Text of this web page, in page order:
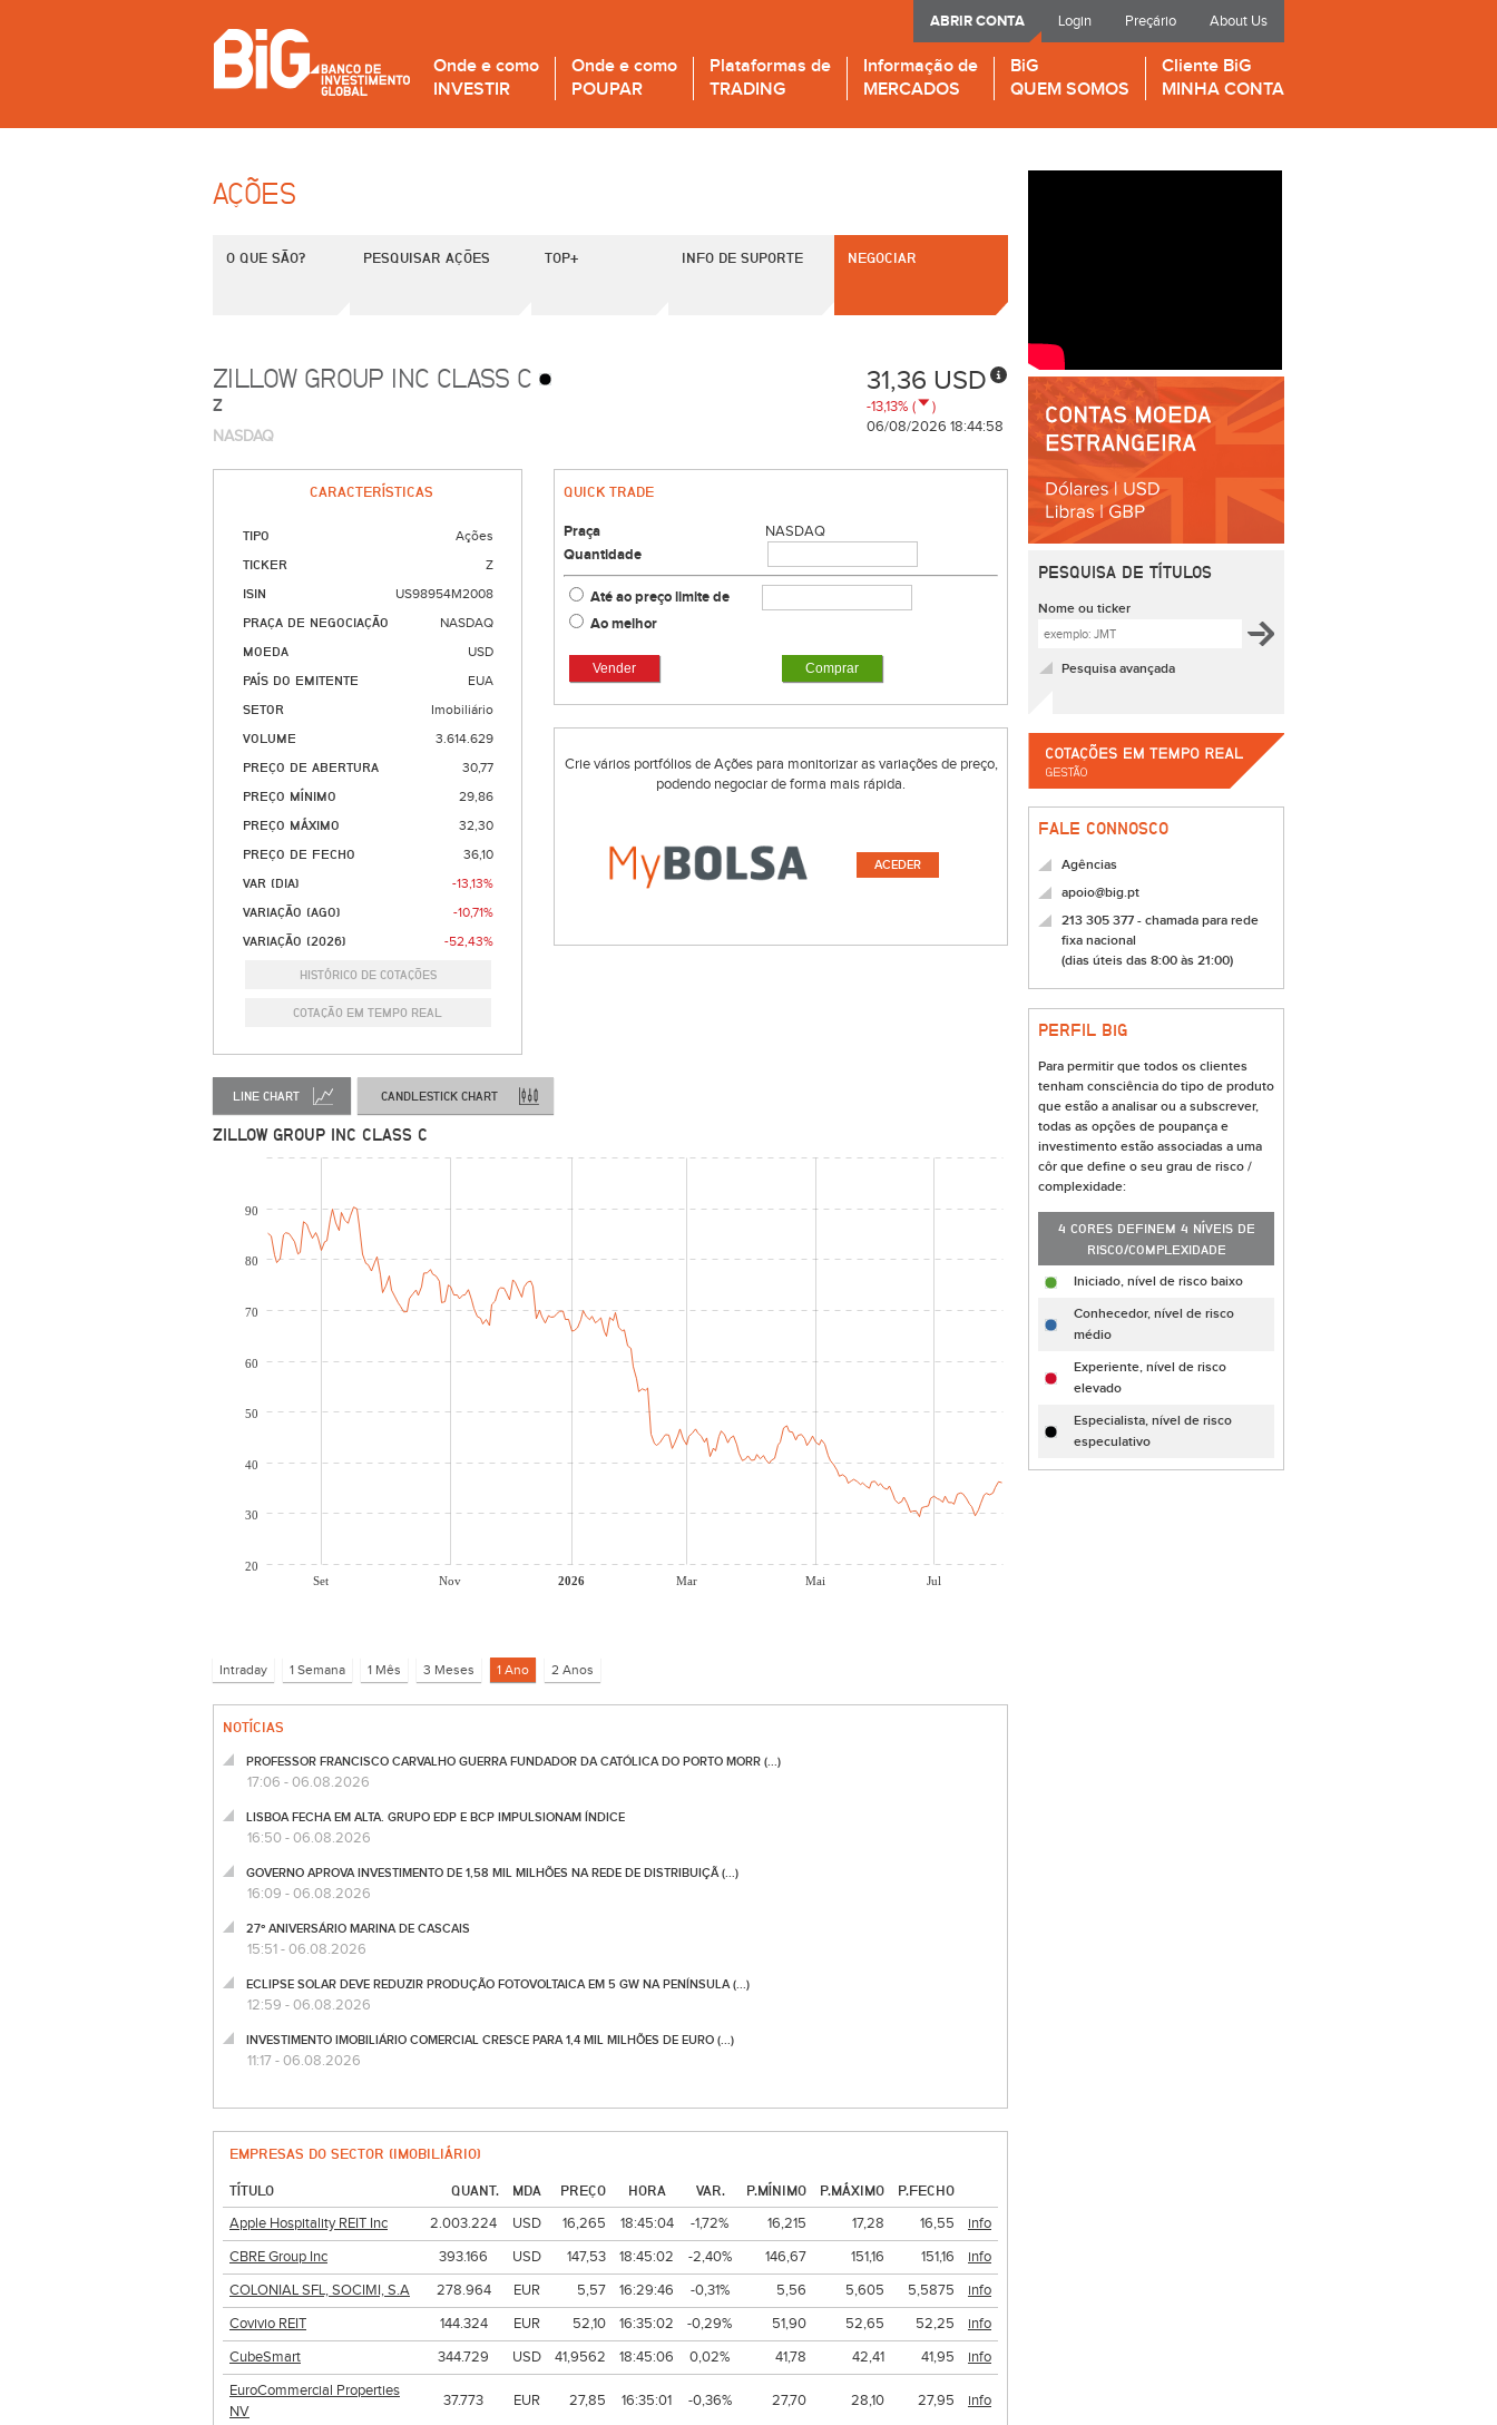
Login Preçário About Us
ABRIR CONTA
Onde e como
INVESTIR
Onde e como
POUPAR
Plataformas de
TRADING
Informação de
MERCADOS
BiG
QUEM SOMOS
Cliente BiG
MINHA CONTA
AÇÕES
O QUE SÃO? PESQUISAR AÇÕES TOP+ INFO DE SUPORTE NEGOCIAR
ZILLOW GROUP INC CLASS C
Z
NASDAQ
31,36 USD
-13,13% (
)
06/08/2026 18:44:58
CARACTERÍSTICAS
TIPO Ações
TICKER Z
ISIN US98954M2008
PRAÇA DE NEGOCIAÇÃO NASDAQ
MOEDA USD
PAÍS DO EMITENTE EUA
SETOR Imobiliário
VOLUME 3.614.629
PREÇO DE ABERTURA 30,77
PREÇO MÍNIMO 29,86
PREÇO MÁXIMO 32,30
PREÇO DE FECHO 36,10
VAR (DIA) -13,13%
VARIAÇÃO (AGO) -10,71%
VARIAÇÃO (2026) -52,43%
HISTÓRICO DE COTAÇÕES
COTAÇÃO EM TEMPO REAL
QUICK TRADE
Praça
NASDAQ
Quantidade
Até ao preço limite de
Ao melhor
Vender Comprar
Crie vários portfólios de Ações para monitorizar as variações de preço,
podendo negociar de forma mais rápida.
ACEDER
LINE CHART CANDLESTICK CHART
ZILLOW GROUP INC CLASS C
Set Nov 2026 Mar Mai Jul
20
30
40
50
60
70
80
90
NOTÍCIAS
PROFESSOR FRANCISCO CARVALHO GUERRA FUNDADOR DA CATÓLICA DO PORTO MORR (...)
17:06 - 06.08.2026
LISBOA FECHA EM ALTA. GRUPO EDP E BCP IMPULSIONAM ÍNDICE
16:50 - 06.08.2026
GOVERNO APROVA INVESTIMENTO DE 1,58 MIL MILHÕES NA REDE DE DISTRIBUIÇÃ (...)
16:09 - 06.08.2026
27º ANIVERSÁRIO MARINA DE CASCAIS
15:51 - 06.08.2026
ECLIPSE SOLAR DEVE REDUZIR PRODUÇÃO FOTOVOLTAICA EM 5 GW NA PENÍNSULA (...)
12:59 - 06.08.2026
INVESTIMENTO IMOBILIÁRIO COMERCIAL CRESCE PARA 1,4 MIL MILHÕES DE EURO (...)
11:17 - 06.08.2026
EMPRESAS DO SECTOR (IMOBILIÁRIO)
TÍTULO QUANT. MDA PREÇO HORA VAR. P.MÍNIMO P.MÁXIMO
P.FECHO
Apple Hospitality REIT Inc
2.003.224 USD 16,265 18:45:04 -1,72% 16,215 17,28 16,55
info
CBRE Group Inc
393.166 USD 147,53 18:45:02 -2,40% 146,67 151,16 151,16
info
COLONIAL SFL, SOCIMI, S.A
278.964 EUR 5,57 16:29:46 -0,31% 5,56 5,605 5,5875
info
Covivio REIT
144.324 EUR 52,10 16:35:02 -0,29% 51,90 52,65 52,25
info
CubeSmart
344.729 USD 41,9562 18:45:06 0,02% 41,78 42,41 41,95
info
EuroCommercial Properties
NV
37.773 EUR 27,85 16:35:01 -0,36% 27,70 28,10 27,95 info
PESQUISA DE TÍTULOS
Nome ou ticker
Pesquisa avançada
FALE CONNOSCO
Agências
apoio@big.pt
213 305 377 - chamada para rede
fixa nacional
(dias úteis das 8:00 às 21:00)
PERFIL BiG
Para permitir que todos os clientes
tenham consciência do tipo de produto
que estão a analisar ou a subscrever,
todas as opções de poupança e
investimento estão associadas a uma
côr que define o seu grau de risco /
complexidade:
4 CORES DEFINEM 4 NÍVEIS DE
RISCO/COMPLEXIDADE
Iniciado, nível de risco baixo
Conhecedor, nível de risco
médio
Experiente, nível de risco
elevado
Especialista, nível de risco
especulativo